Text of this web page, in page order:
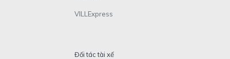
VILLExpress
Đối tác tài xế